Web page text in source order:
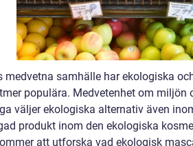
medvetna samhälle har ekologiska
populära. Medvetenhet om miljön
väljer ekologiska alternativ även
produkt inom den ekologiska
att utforska vad ekologisk